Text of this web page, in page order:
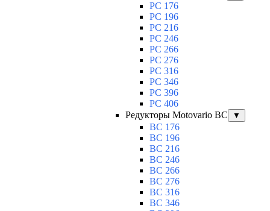
PC 176
PC 196
PC 216
PC 246
PC 266
PC 276
PC 316
PC 346
PC 396
PC 406
Редукторы Motovario BC
▼
BC 176
BC 196
BC 216
BC 246
BC 266
BC 276
BC 316
BC 346